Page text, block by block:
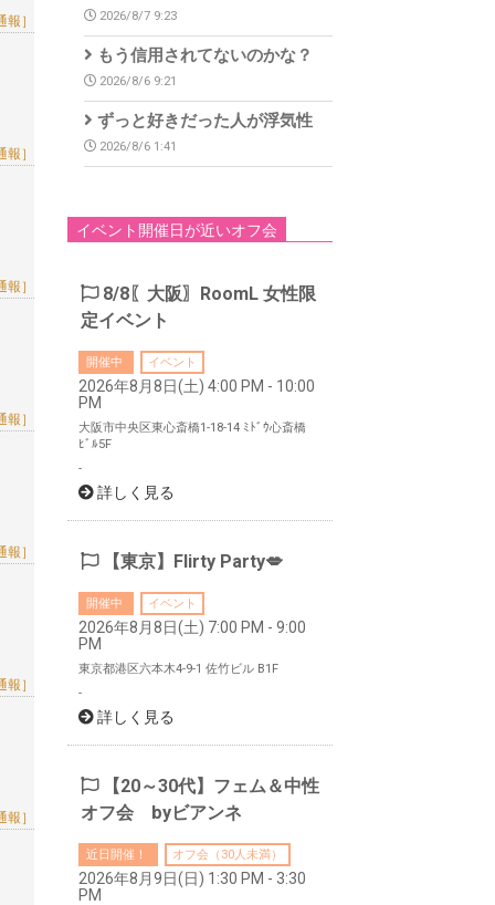
報］
報］
報］
報］
報］
報］
報］
2026/8/7 9:23
もう信用されてないのかな？
2026/8/6 9:21
ずっと好きだった人が浮気性
2026/8/6 1:41
イベント開催日が近いオフ会
8/8〖大阪〗RoomL 女性限
定イベント
開催中 イベント
2026年8月8日(土) 4:00 PM - 10:00
PM
大阪市中央区東心斎橋1-18-14 ﾐﾄﾞｳ心斎橋
ﾋﾞﾙ5F
-
詳しく見る
【東京】Flirty Party💋
開催中 イベント
2026年8月8日(土) 7:00 PM - 9:00
PM
東京都港区六本木4-9-1 佐竹ビル B1F
-
詳しく見る
【20～30代】フェム＆中性
オフ会 byビアンネ
近日開催！ オフ会（30人未満）
2026年8月9日(日) 1:30 PM - 3:30
PM